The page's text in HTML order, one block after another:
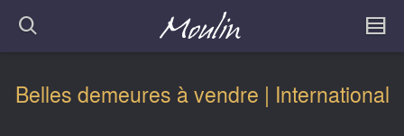
Belles demeures à vendre | International